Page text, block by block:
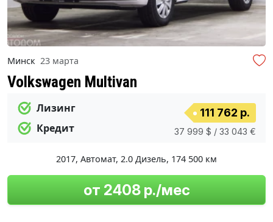
Минск 23 марта
Volkswagen Multivan
Лизинг
Кредит
111 762 р.
37 999 $ / 33 043 €
2017, Автомат, 2.0 Дизель, 174 500 км
от 2408 р./мес